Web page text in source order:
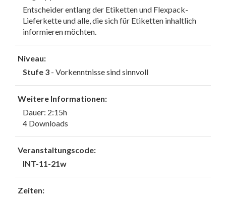
Entscheider entlang der Etiketten und Flexpack-
Lieferkette und alle, die sich für Etiketten inhaltlich
informieren möchten.
Niveau:
Stufe 3 - Vorkenntnisse sind sinnvoll
Weitere Informationen:
Dauer: 2:15h
4 Downloads
Veranstaltungscode:
INT-11-21w
Zeiten: